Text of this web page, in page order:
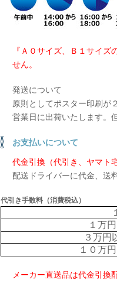
『Ａ０サイズ、Ｂ１サイ
せん。
発送について
原則としてポスター印刷が
営業日に出荷いたします。
お支払いについて
代金引換（代引き、ヤマト
配送ドライバーに代金、送
代引き手数料（消費税込）
１万
３万円
１０万
メーカー直送品は代金引換